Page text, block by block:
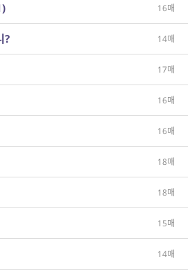
16매
? 14매
17매
16매
16매
18매
18매
15매
14매